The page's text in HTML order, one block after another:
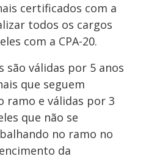
certificados com a
todos os cargos
com a CPA-20.
são válidas por 5 anos
que seguem
ramo e válidas por 3
que não se
no ramo no
da